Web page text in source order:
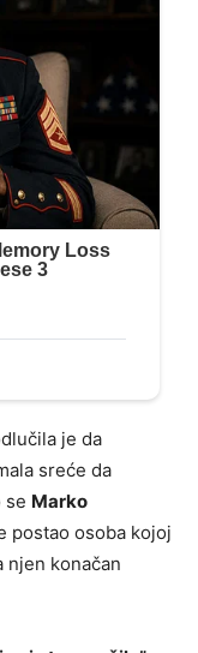
je da
sreće da
se Marko
postao osoba kojoj
njen konačan